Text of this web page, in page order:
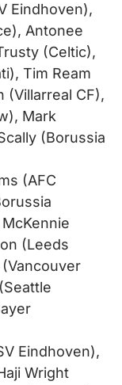
Eindhoven),
Antonee
(Celtic),
Tim Ream
(Villarreal CF),
Mark
(Borussia
(AFC
(Leeds
Eindhoven),
Wright